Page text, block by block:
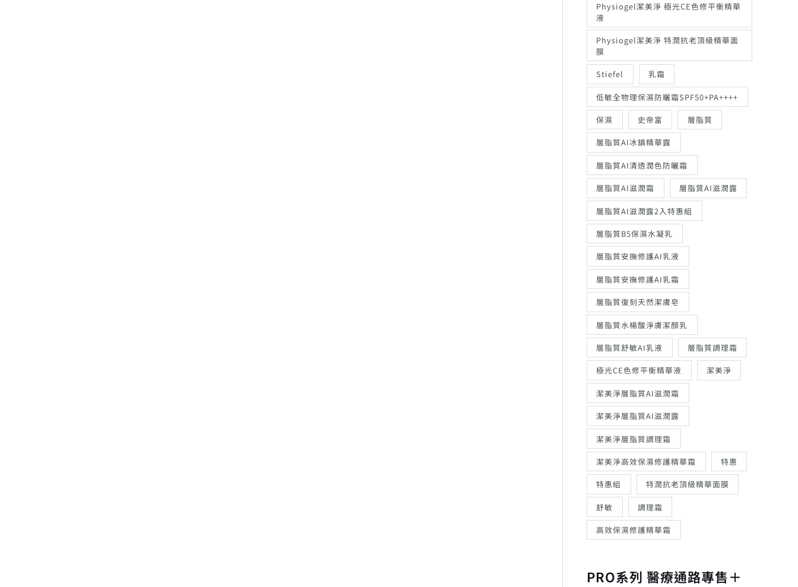
Physiogel潔美淨 極光CE色修平衡精華
液
Physiogel潔美淨 特潤抗老頂級精華面
膜
Stiefel 乳霜
低敏全物理保濕防曬霜SPF50+PA++++
保濕 史帝富 層脂質
層脂質AI冰鎮精華露
層脂質AI清透潤色防曬霜
層脂質AI滋潤霜 層脂質AI滋潤露
層脂質AI滋潤露2入特惠組
層脂質B5保濕水凝乳
層脂質安撫修護AI乳液
層脂質安撫修護AI乳霜
層脂質復刻天然潔膚皂
層脂質水楊酸淨膚潔顏乳
層脂質舒敏AI乳液 層脂質調理霜
極光CE色修平衡精華液 潔美淨
潔美淨層脂質AI滋潤霜
潔美淨層脂質AI滋潤露
潔美淨層脂質調理霜
潔美淨高效保濕修護精華霜 特惠
特惠組 特潤抗老頂級精華面膜
舒敏 調理霜
高效保濕修護精華霜
PRO系列 醫療通路專售＋